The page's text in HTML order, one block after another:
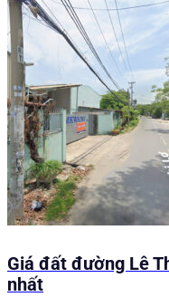
Giá đất đường Lê
nhất